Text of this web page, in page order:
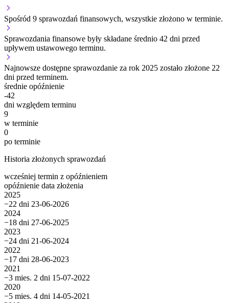
Spośród 9 sprawozdań finansowych, wszystkie złożono w terminie.
Sprawozdania finansowe były składane średnio 42 dni przed
upływem ustawowego terminu.
Najnowsze dostępne sprawozdanie za rok 2025 zostało złożone 22
dni przed terminem.
średnie opóźnienie
-42
dni względem terminu
9
w terminie
0
po terminie
Historia złożonych sprawozdań
wcześniej termin z opóźnieniem
opóźnienie data złożenia
2025
−22 dni 23-06-2026
2024
−18 dni 27-06-2025
2023
−24 dni 21-06-2024
2022
−17 dni 28-06-2023
2021
−3 mies. 2 dni 15-07-2022
2020
−5 mies. 4 dni 14-05-2021